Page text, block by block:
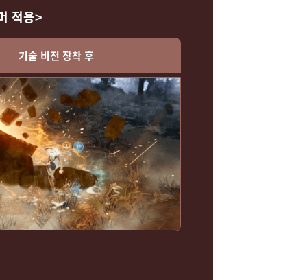
적용>
기술 비전 장착 후